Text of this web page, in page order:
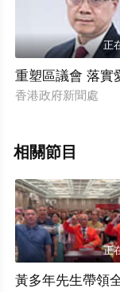
正
重塑區議會 落實
香港政府新聞處
相關節目
正
黃多年先生帶領